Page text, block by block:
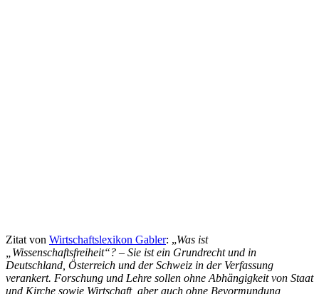
Zitat von Wirtschaftslexikon Gabler: „Was ist
„Wissenschaftsfreiheit“? – Sie ist ein Grundrecht und in
Deutschland, Österreich und der Schweiz in der Verfassung
verankert. Forschung und Lehre sollen ohne Abhängigkeit von Staat
und Kirche sowie Wirtschaft, aber auch ohne Bevormundung